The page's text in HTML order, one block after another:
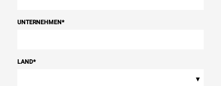
UNTERNEHMEN*
LAND*
▾